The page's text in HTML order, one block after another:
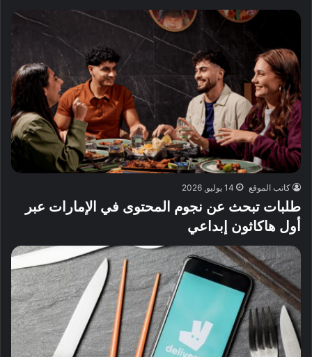
كاتب الموقع 14 يوليو, 2026
طلبات تبحث عن نجوم المحتوى في الإمارات عبر
أول هاكاثون إبداعي